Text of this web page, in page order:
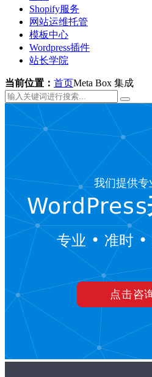
Shopify服务
网站运维托管
模板中心
Wordpress插件
站长学院
当前位置： 首页Meta Box 集成